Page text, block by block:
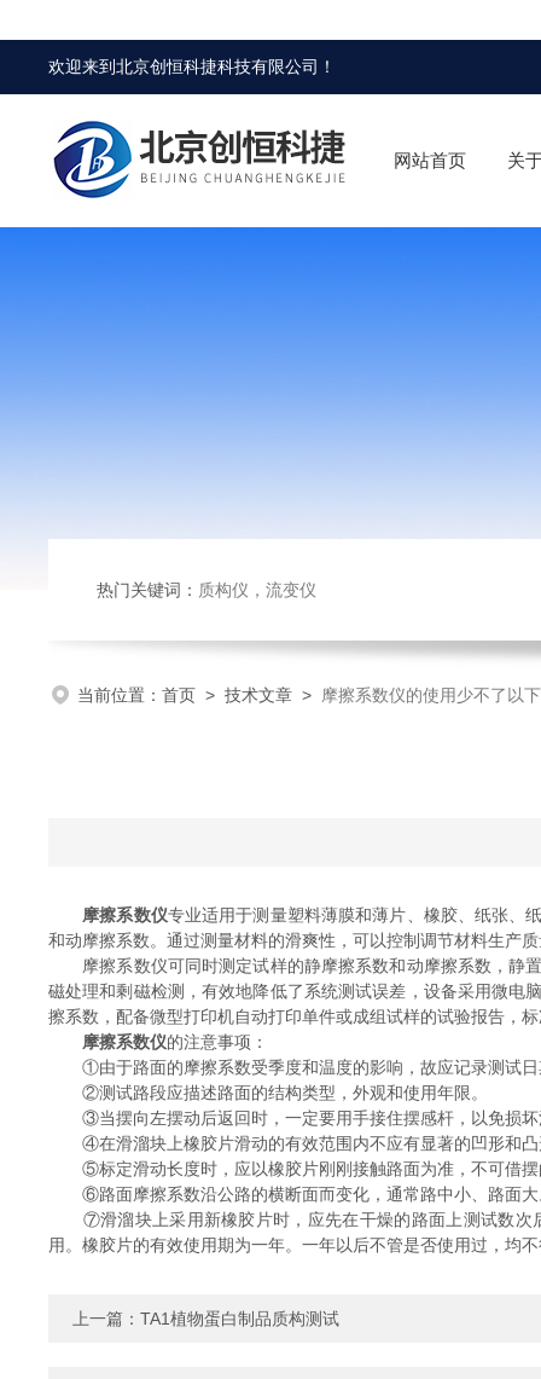
欢迎来到北京创恒科捷科技有限公司 ！
网站首页 关
热门关键词： 质构仪 ， 流变仪
当前位置： 首页 > 技术文章 > 摩擦系数仪的使用少不了以
摩擦系数仪专业适用于测量塑料薄膜和薄片、橡胶、纸张、
和动摩擦系数。通过测量材料的滑爽性，可以控制调节材料生产
摩擦系数仪可同时测定试样的静摩擦系数和动摩擦系数，静置
磁处理和剩磁检测，有效地降低了系统测试误差，设备采用微电
擦系数，配备微型打印机自动打印单件或成组试样的试验报告，
摩擦系数仪的注意事项：
①由于路面的摩擦系数受季度和温度的影响，故应记录测试日
②测试路段应描述路面的结构类型，外观和使用年限。
③当摆向左摆动后返回时，一定要用手接住摆感杆，以免损坏
④在滑溜块上橡胶片滑动的有效范围内不应有显著的凹形和凸
⑤标定滑动长度时，应以橡胶片刚刚接触路面为准，不可借摆
⑥路面摩擦系数沿公路的横断面而变化，通常路中小、路面大
⑦滑溜块上采用新橡胶片时，应先在干燥的路面上测试数次
用。橡胶片的有效使用期为一年。一年以后不管是否使用过，均
上一篇： TA1植物蛋白制品质构测试